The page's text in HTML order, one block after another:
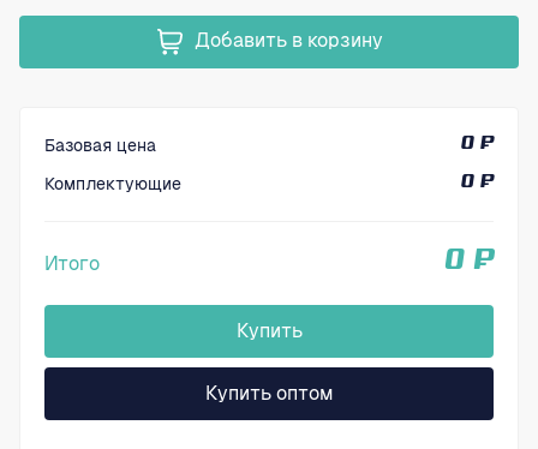
Добавить в корзину
Базовая цена
0 ₽
Комплектующие
0 ₽
Итого 0 ₽
Купить
Купить оптом